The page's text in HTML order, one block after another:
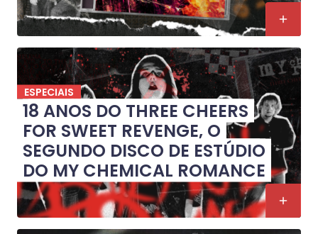
ESPECIAIS
18 ANOS DO THREE CHEERS
FOR SWEET REVENGE, O
SEGUNDO DISCO DE ESTÚDIO
DO MY CHEMICAL ROMANCE